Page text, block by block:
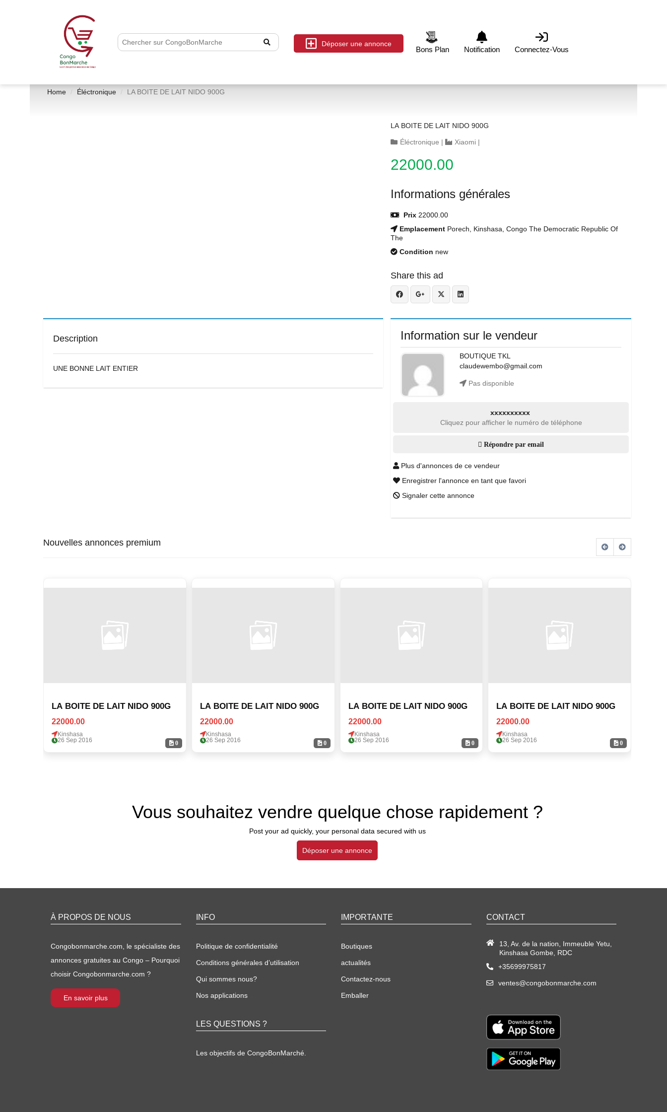
Déposer une annonce
Bons Plan Notification Connectez-Vous
Home Éléctronique LA BOITE DE LAIT NIDO 900G
LA BOITE DE LAIT NIDO 900G
Éléctronique | Xiaomi |
22000.00
Informations générales
Prix 22000.00
Emplacement Porech, Kinshasa, Congo The Democratic Republic Of
The
Condition new
Share this ad
Description
UNE BONNE LAIT ENTIER
Information sur le vendeur
BOUTIQUE TKL
claudewembo@gmail.com
Pas disponible
xxxxxxxxxx
Cliquez pour afficher le numéro de téléphone
Répondre par email
Plus d'annonces de ce vendeur
Enregistrer l'annonce en tant que favori
Signaler cette annonce
Nouvelles annonces premium
0
LA BOITE DE LAIT NIDO 900G
22000.00
Kinshasa
26 Sep 2016
0
LA BOITE DE LAIT NIDO 900G
22000.00
Kinshasa
26 Sep 2016
0
LA BOITE DE LAIT NIDO 900G
22000.00
Kinshasa
26 Sep 2016
0
LA BOITE DE LAIT NIDO 900G
22000.00
Kinshasa
26 Sep 2016
Vous souhaitez vendre quelque chose rapidement ?
Post your ad quickly, your personal data secured with us
Déposer une annonce
À PROPOS DE NOUS
Congobonmarche.com, le spécialiste des
annonces gratuites au Congo – Pourquoi
choisir Congobonmarche.com ?
En savoir plus
INFO
Politique de confidentialité
Conditions générales d’utilisation
Qui sommes nous?
Nos applications
LES QUESTIONS ?
Les objectifs de CongoBonMarché.
IMPORTANTE
Boutiques
actualités
Contactez-nous
Emballer
CONTACT
13, Av. de la nation, Immeuble Yetu,
Kinshasa Gombe, RDC
+35699975817
ventes@congobonmarche.com